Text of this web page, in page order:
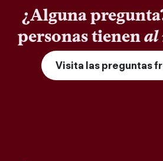
¿Alguna
personas tienenal
Visita las preguntas